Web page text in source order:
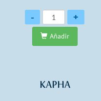
Cantidad
- +
Añadir
KAPHA